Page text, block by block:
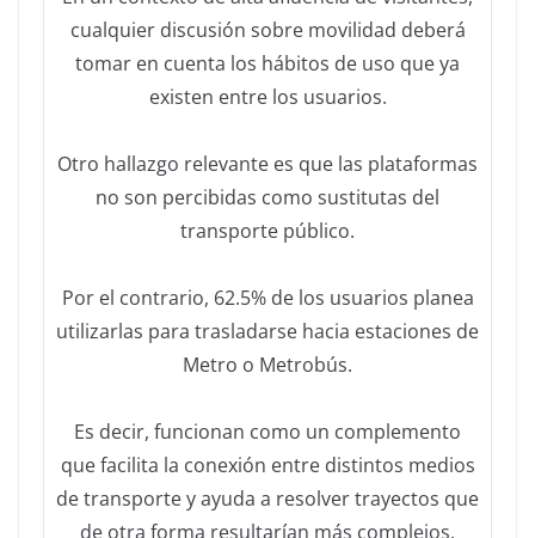
cualquier discusión sobre movilidad deberá
tomar en cuenta los hábitos de uso que ya
existen entre los usuarios.
Otro hallazgo relevante es que las plataformas
no son percibidas como sustitutas del
transporte público.
Por el contrario, 62.5% de los usuarios planea
utilizarlas para trasladarse hacia estaciones de
Metro o Metrobús.
Es decir, funcionan como un complemento
que facilita la conexión entre distintos medios
de transporte y ayuda a resolver trayectos que
de otra forma resultarían más complejos.